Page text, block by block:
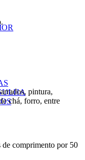
pintura,
chá, forro, entre
de comprimento por 50